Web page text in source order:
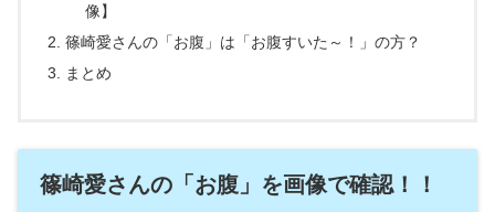
像】
篠崎愛さんの「お腹」は「お腹すいた～！」の方？
まとめ
篠崎愛さんの「お腹」を画像で確認！！